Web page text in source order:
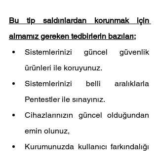
Bu tip saldırılardan korunmak için
almamız gereken tedbirlerin bazıları;
Sistemlerinizi güncel güvenlik
ürünleri ile koruyunuz.
Sistemlerinizi belli aralıklarla
Pentestler ile sınayınız.
Cihazlarınızın güncel olduğundan
emin olunuz,
Kurumunuzda kullanıcı farkındalığı